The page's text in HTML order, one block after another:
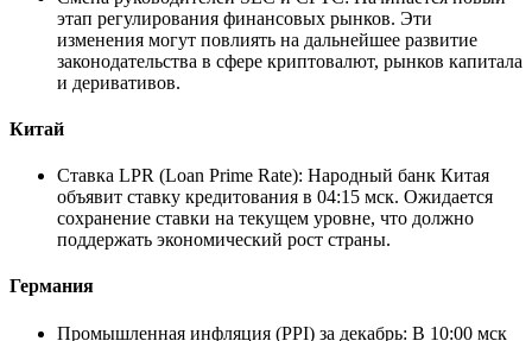
этап регулирования финансовых рынков. Эти
изменения могут повлиять на дальнейшее развитие
законодательства в сфере криптовалют, рынков капитала
и деривативов.
Китай
Ставка LPR (Loan Prime Rate): Народный банк Китая
объявит ставку кредитования в 04:15 мск. Ожидается
сохранение ставки на текущем уровне, что должно
поддержать экономический рост страны.
Германия
Промышленная инфляция (PPI) за декабрь: В 10:00 мск